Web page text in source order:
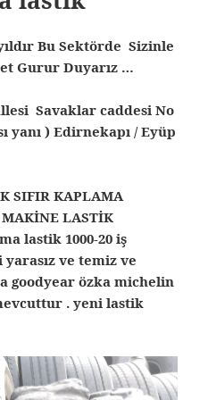
Bu Sektörde Sizinle
Gurur Duyarız …
Savaklar caddesi No
yanı ) Edirnekapı / Eyüp
SIFIR KAPLAMA
LASTİK
lastik 1000-20 iş
yarasız ve temiz ve
goodyear özka michelin
. yeni lastik